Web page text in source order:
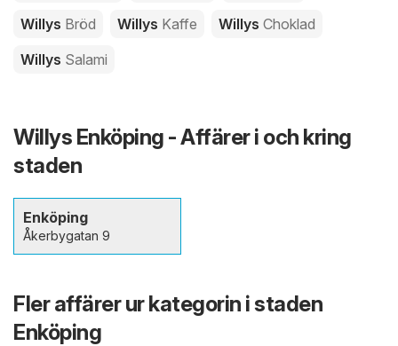
Willys Bröd Willys Kaffe Willys Choklad
Willys Salami
Willys Enköping - Affärer i och kring
staden
Enköping
Åkerbygatan 9
Fler affärer ur kategorin i staden
Enköping